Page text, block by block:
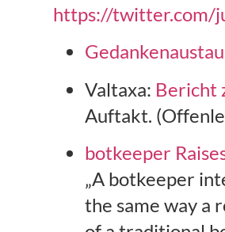
https://twitter.com/
Valtaxa: Bericht
Auftakt.
botkeeper
„A botkeeper
the same way a